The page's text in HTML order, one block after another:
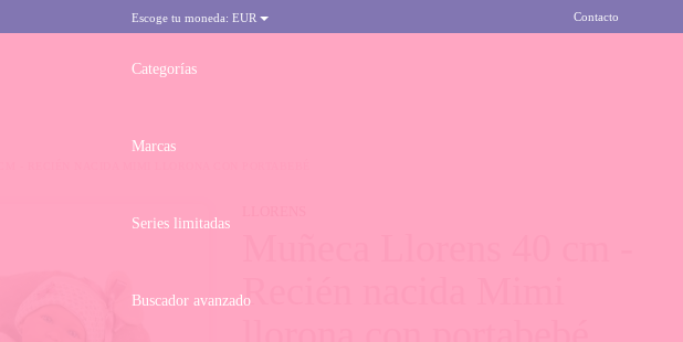
Escoge tu moneda: EUR Contacto
Categorías
Marcas
Series limitadas
Buscador avanzadoRecién nacida Mimi